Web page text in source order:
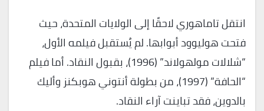
انتقل تاماهوري لاحقًا إلى الولايات المتحدة، حيث
فتحت هوليوود أبوابها. لم يُستقبل فيلمه الأول،
“شلالات مولهولاند” (1996)، بقبول النقاد. أما فيلم
“الحافة” (1997)، من بطولة أنتوني هوبكنز وأليك
بالدوين، فقد تباينت آراء النقاد.